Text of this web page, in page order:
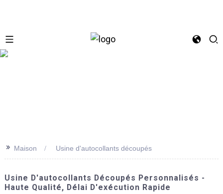
>> Maison Usine d'autocollants découpés
Usine D'autocollants Découpés Personnalisés -
Haute Qualité, Délai D'exécution Rapide